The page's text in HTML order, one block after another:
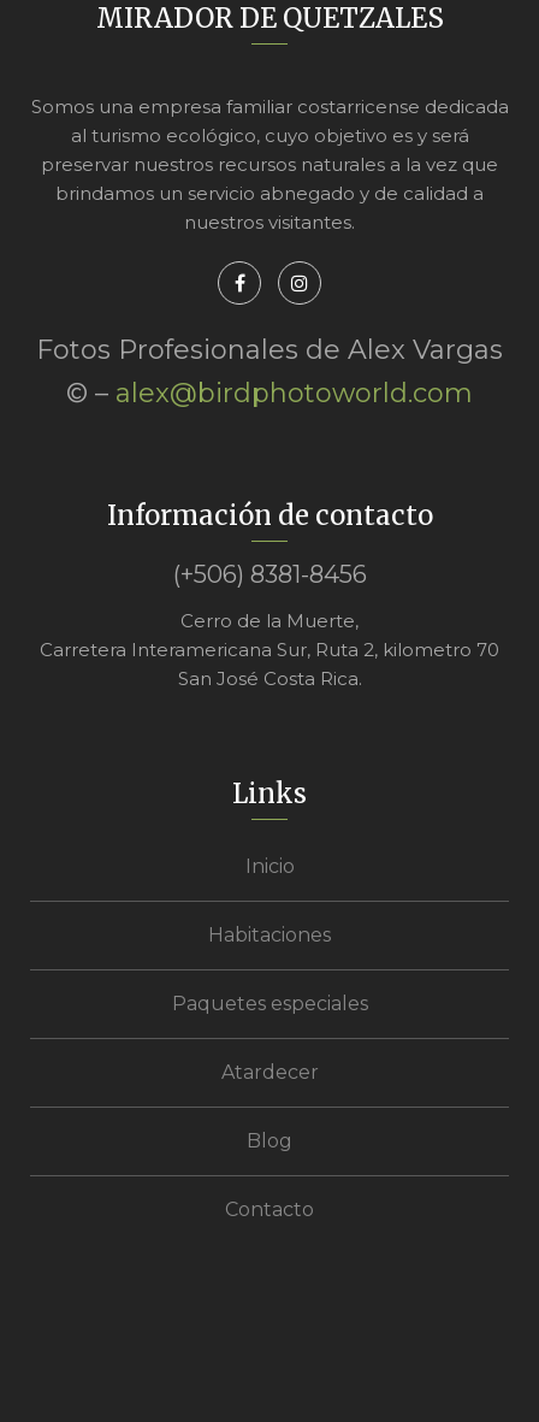
MIRADOR DE QUETZALES
Somos una empresa familiar costarricense dedicada
al turismo ecológico, cuyo objetivo es y será
preservar nuestros recursos naturales a la vez que
brindamos un servicio abnegado y de calidad a
nuestros visitantes.
Fotos Profesionales de Alex Vargas
© – alex@birdphotoworld.com
Información de contacto
(+506) 8381-8456
Cerro de la Muerte,
Carretera Interamericana Sur, Ruta 2, kilometro 70
San José Costa Rica.
Links
Inicio
Habitaciones
Paquetes especiales
Atardecer
Blog
Contacto